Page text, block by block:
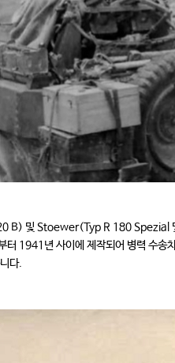
및 Stoewer(Typ R 180 Spezial
터 1941년 사이에 제작되어 병력 수
다.